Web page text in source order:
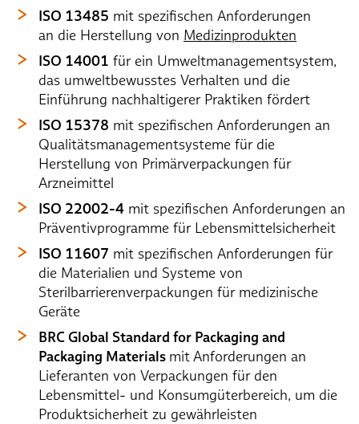
ISO 13485 mit spezifischen Anforderungen
an die Herstellung von Medizinprodukten
ISO 14001 für ein Umweltmanagementsystem,
das umweltbewusstes Verhalten und die
Einführung nachhaltigerer Praktiken fördert
ISO 15378 mit spezifischen Anforderungen an
Qualitätsmanagementsysteme für die
Herstellung von Primärverpackungen für
Arzneimittel
ISO 22002-4 mit spezifischen Anforderungen an
Präventivprogramme für Lebensmittelsicherheit
ISO 11607 mit spezifischen Anforderungen für
die Materialien und Systeme von
Sterilbarrierenverpackungen für medizinische
Geräte
BRC Global Standard for Packaging and
Packaging Materials mitAnforderungen an
Lieferanten von Verpackungen für den
Lebensmittel- und Konsumgüterbereich, um die
Produktsicherheit zu gewährleisten